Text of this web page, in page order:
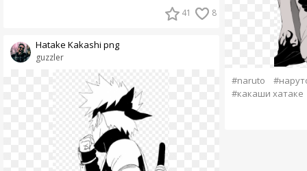
41 8
guzzler
Hatake Kakashi png
#naruto
#какаши хатаке